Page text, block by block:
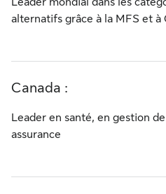
alternatifs grâce à la MFS et à
Canada :
Leader en santé, en gestion
assurance